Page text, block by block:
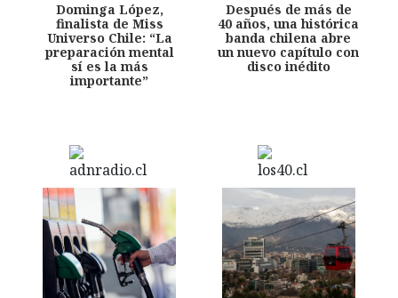
Dominga López,
finalista de Miss
Universo Chile: “La
preparación mental
sí es la más
importante”
Después de más de
40 años, una histórica
banda chilena abre
un nuevo capítulo con
disco inédito